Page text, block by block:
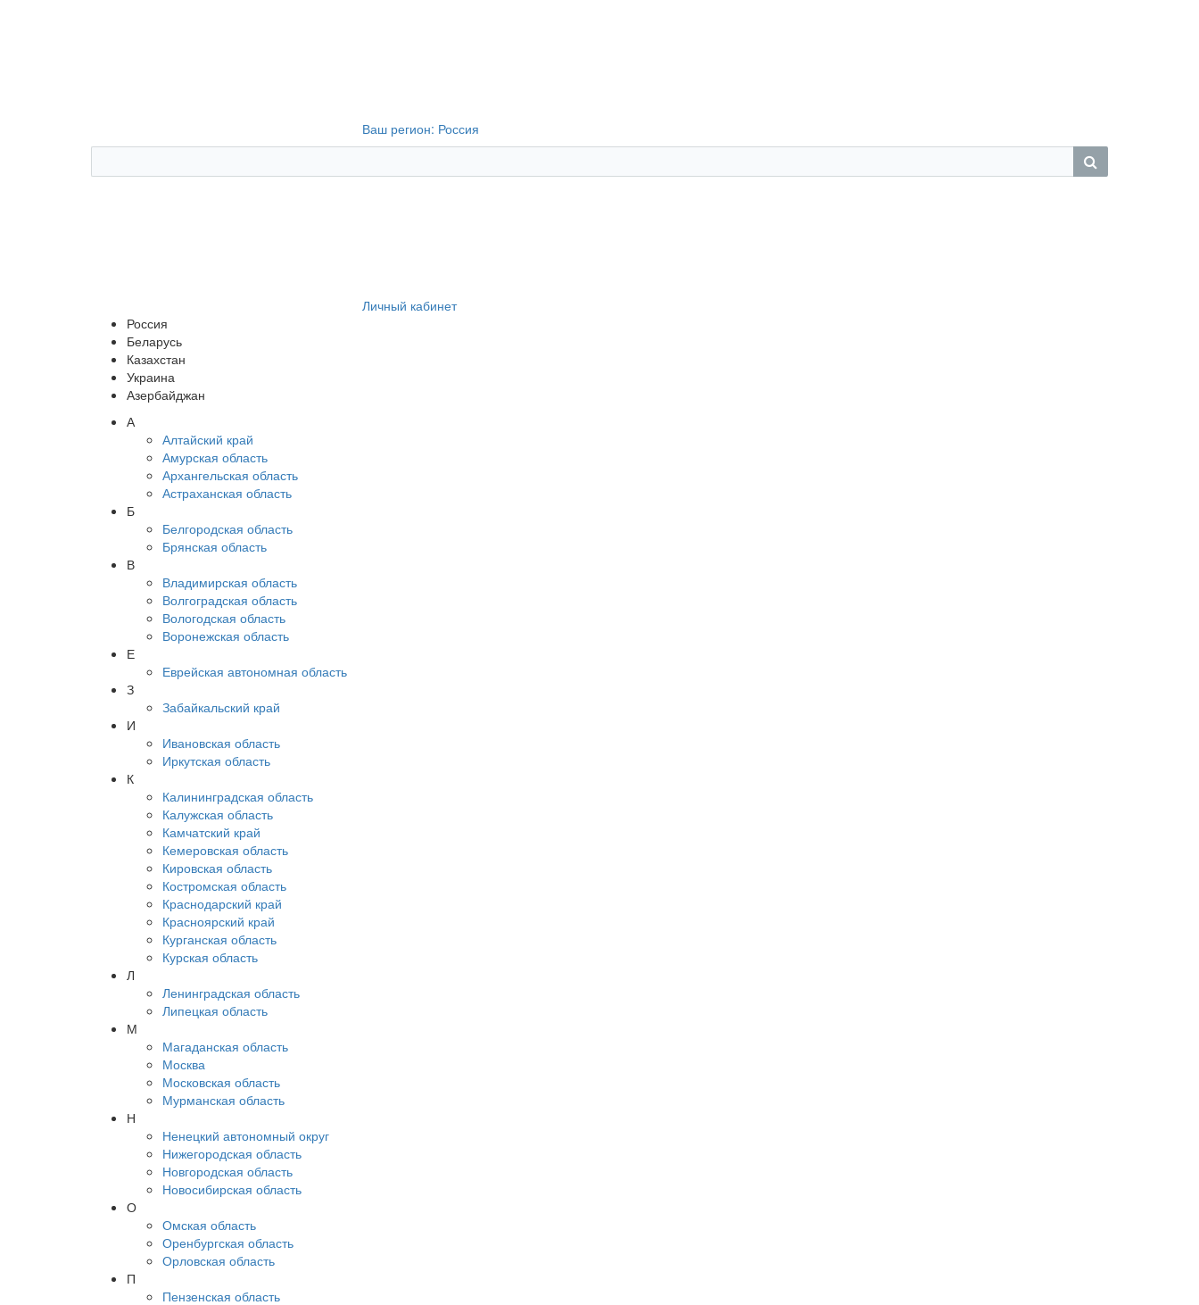
Ваш регион: Россия
Личный кабинет
Россия
Беларусь
Казахстан
Украина
Азербайджан
А
Алтайский край
Амурская область
Архангельская область
Астраханская область
Б
Белгородская область
Брянская область
В
Владимирская область
Волгоградская область
Вологодская область
Воронежская область
Е
Еврейская автономная область
З
Забайкальский край
И
Ивановская область
Иркутская область
К
Калининградская область
Калужская область
Камчатский край
Кемеровская область
Кировская область
Костромская область
Краснодарский край
Красноярский край
Курганская область
Курская область
Л
Ленинградская область
Липецкая область
М
Магаданская область
Москва
Московская область
Мурманская область
Н
Ненецкий автономный округ
Нижегородская область
Новгородская область
Новосибирская область
О
Омская область
Оренбургская область
Орловская область
П
Пензенская область